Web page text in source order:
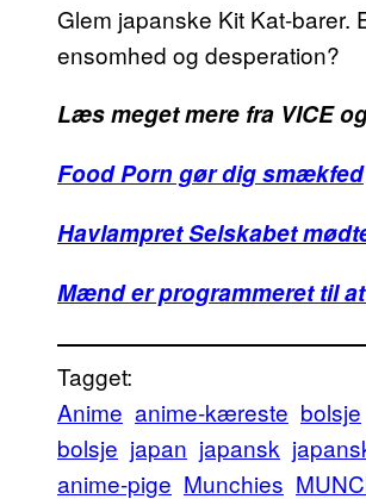
Glem japanske Kit Kat-barer.
ensomhed og desperation?
Læs meget mere fra VICE
Food Porn gør dig smækfed
Havlampret Selskabet
Mænd er programmeret til
Tagget:
Anime anime-kæreste bolsje
bolsje japan japansk
anime-pige Munchies